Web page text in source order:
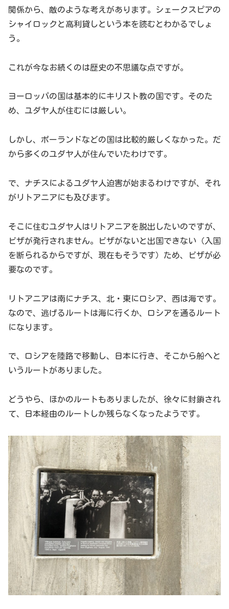
関係から、敵のような考えがあります。シェークスピアの
シャイロックと高利貸しという本を読むとわかるでしょ
う。
これが今なお続くのは歴史の不思議な点ですが。
ヨーロッパの国は基本的にキリスト教の国です。そのた
め、ユダヤ人が住むには厳しい。
しかし、ポーランドなどの国は比較的厳しくなかった。だ
から多くのユダヤ人が住んでいたわけです。
で、ナチスによるユダヤ人迫害が始まるわけですが、それ
がリトアニアにも及びます。
そこに住むユダヤ人はリトアニアを脱出したいのですが、
ビザが発行されません。ビザがないと出国できない（入国
を断られるからですが、現在もそうです）ため、ビザが必
要なのです。
リトアニアは南にナチス、北・東にロシア、西は海です。
なので、逃げるルートは海に行くか、ロシアを通るルート
になります。
で、ロシアを陸路で移動し、日本に行き、そこから船へと
いうルートがありました。
どうやら、ほかのルートもありましたが、徐々に封鎖され
て、日本経由のルートしか残らなくなったようです。